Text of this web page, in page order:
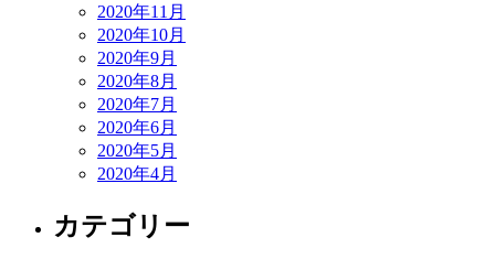
2020年11月
2020年10月
2020年9月
2020年8月
2020年7月
2020年6月
2020年5月
2020年4月
カテゴリー